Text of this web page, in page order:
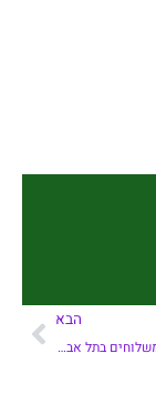
הבא
משתלה שעושה משלוחים בתל אביב